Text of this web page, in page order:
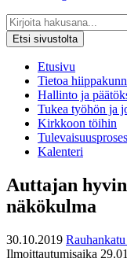
Etsi sivustolta
Etusivu
Tietoa
Hallinto ja
Tukea työhön ja
Kirkkoon töihin
Kalenteri
Auttajan
näkökulma
30.10.2019
Ilmoittautumisaika